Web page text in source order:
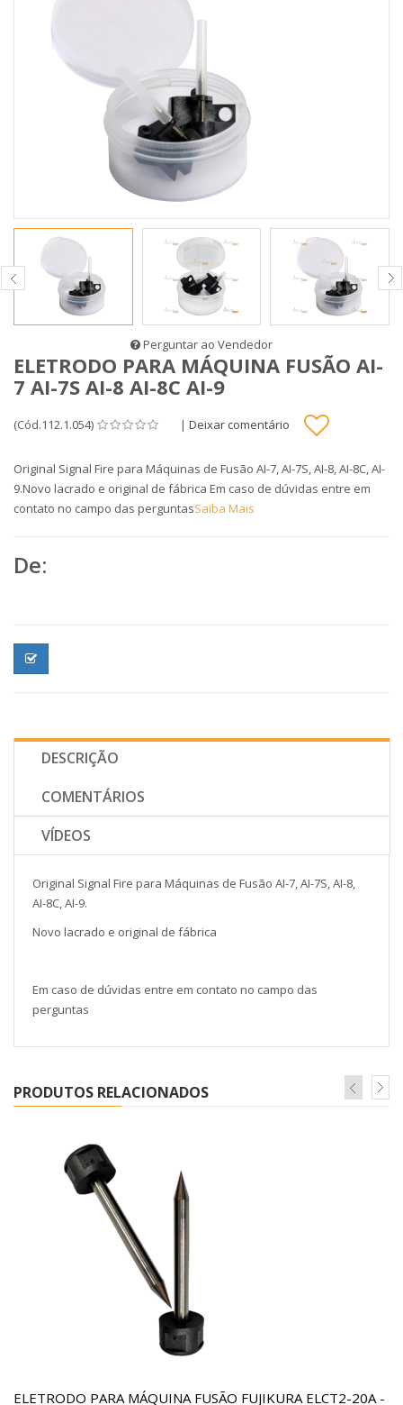
Perguntar ao Vendedor
ELETRODO PARA MÁQUINA FUSÃO AI-
7 AI-7S AI-8 AI-8C AI-9
(Cód.112.1.054) | Deixar comentário
Original Signal Fire para Máquinas de Fusão AI-7, AI-7S, AI-8, AI-8C, AI-
9.Novo lacrado e original de fábrica Em caso de dúvidas entre em
contato no campo das perguntasSaiba Mais
De:
DESCRIÇÃO
COMENTÁRIOS
VÍDEOS
Original Signal Fire para Máquinas de Fusão AI-7, AI-7S, AI-8,
AI-8C, AI-9.
Novo lacrado e original de fábrica
Em caso de dúvidas entre em contato no campo das
perguntas
PRODUTOS RELACIONADOS
ELETRODO PARA MÁQUINA FUSÃO FUJIKURA ELCT2-20A -